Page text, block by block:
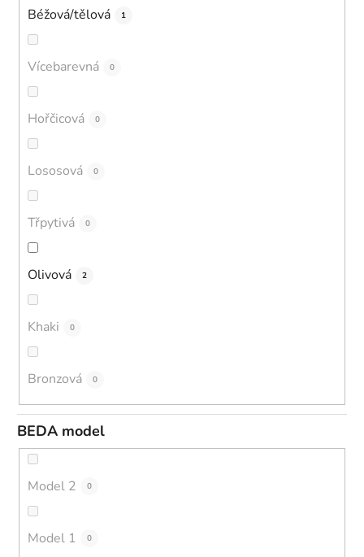
Béžová/tělová 1
Vícebarevná 0
Hořčicová 0
Lososová 0
Třpytivá 0
Olivová 2
Khaki 0
Bronzová 0
BEDA model
Model 2 0
Model 1 0